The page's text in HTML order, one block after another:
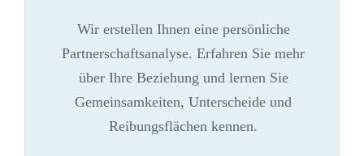
Wir erstellen Ihnen eine persönliche
Partnerschaftsanalyse. Erfahren Sie mehr
über Ihre Beziehung und lernen Sie
Gemeinsamkeiten, Unterscheide und
Reibungsflächen kennen.